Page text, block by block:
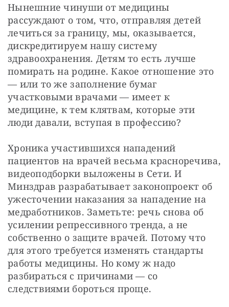
Нынешние чинуши от медицины
рассуждают о том, что, отправляя детей
лечиться за границу, мы, оказывается,
дискредитируем нашу систему
здравоохранения. Детям то есть лучше
помирать на родине. Какое отношение это
— или то же заполнение бумаг
участковыми врачами — имеет к
медицине, к тем клятвам, которые эти
люди давали, вступая в профессию?
Хроника участившихся нападений
пациентов на врачей весьма красноречива,
видеоподборки выложены в Сети. И
Минздрав разрабатывает законопроект об
ужесточении наказания за нападение на
медработников. Заметьте: речь снова об
усилении репрессивного тренда, а не
собственно о защите врачей. Потому что
для этого требуется изменять стандарты
работы медицины. Но кому ж надо
разбираться с причинами — со
следствиями бороться проще.